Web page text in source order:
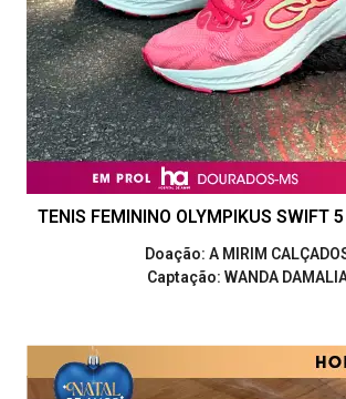
TENIS FEMININO OLYMPIKUS SWIFT
Doação: A MIRIM
Captação: WANDA